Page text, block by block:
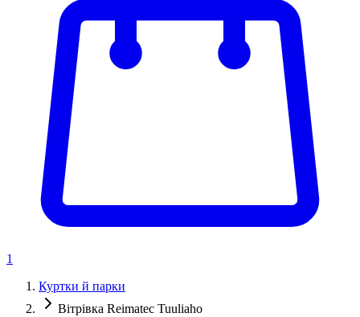
1
Куртки й парки
Вітрівка Reimatec Tuuliaho